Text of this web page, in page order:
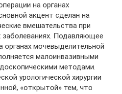
на органах
акцент сделан на
вмешательства при
заболеваниях. Подавляющее
органах мочевыделительной
малоинвазивными
методами.
урологической хирургии
«открытой» тем, что